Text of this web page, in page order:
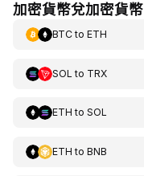
加密貨幣兌加密貨幣
BTCto ETH
SOL to TRX
ETH to SOL
ETH to BNB